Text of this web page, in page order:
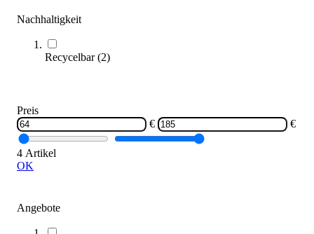
Nachhaltigkeit
Recycelbar(2)
Preis
€
€
4 Artikel
OK
Angebote
SALE
Zum Produkt
Solange der Vorrat reicht